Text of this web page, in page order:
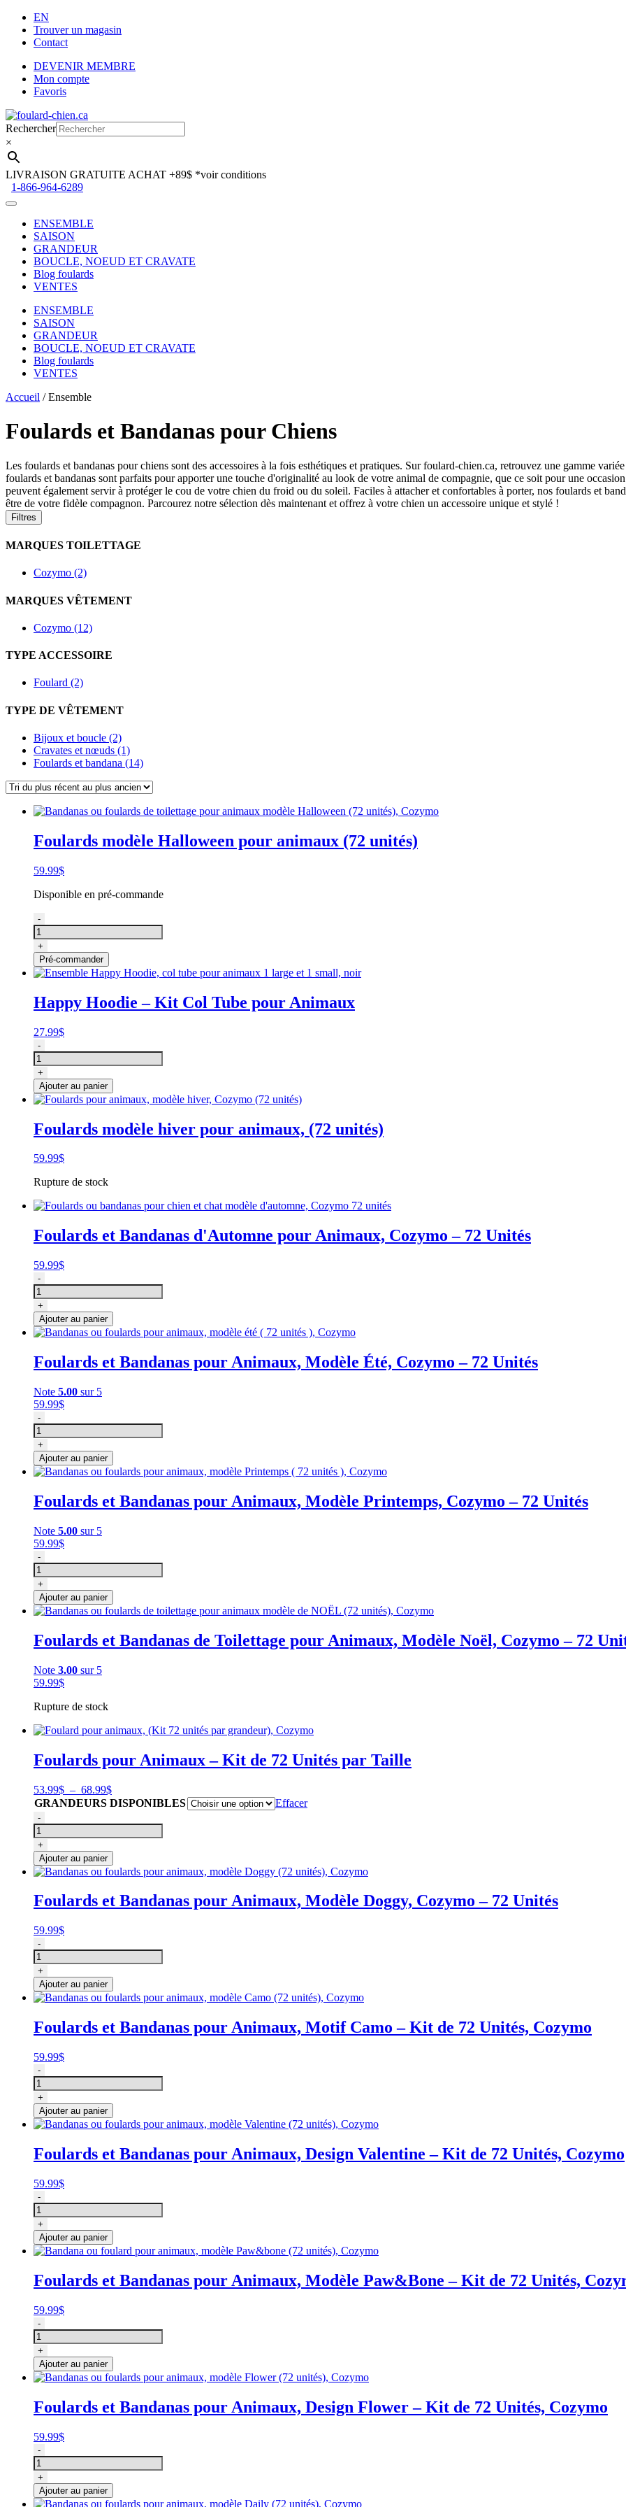
EN
Trouver un magasin
Contact
DEVENIR MEMBRE
Mon compte
Favoris
Aller
à
la
navigation
Aller
au
contenu
Rechercher
×
LIVRAISON GRATUITE ACHAT +89$ *voir conditions
1-866-964-6289
ENSEMBLE
SAISON
GRANDEUR
BOUCLE, NOEUD ET CRAVATE
Blog foulards
VENTES
ENSEMBLE
SAISON
GRANDEUR
BOUCLE, NOEUD ET CRAVATE
Blog foulards
VENTES
Accueil /Ensemble
Foulards et Bandanas pour Chiens
Les foulards et bandanas pour chiens sont des accessoires à la fois esthétiques et pratiques. Sur foulard-chien.ca, retrouvez une gamme
foulards et bandanas sont parfaits pour apporter une touche d'originalité au look de votre animal de compagnie, que ce soit pour une
peuvent également servir à protéger le cou de votre chien du froid ou du soleil. Faciles à attacher et confortables à porter, nos foulards et
être de votre fidèle compagnon. Parcourez notre sélection dès maintenant et offrez à votre chien un accessoire unique et stylé !
Filtres
MARQUES TOILETTAGE
Cozymo (2)
MARQUES VÊTEMENT
Cozymo (12)
TYPE ACCESSOIRE
Foulard (2)
TYPE DE VÊTEMENT
Bijoux et boucle (2)
Cravates et nœuds (1)
Foulards et bandana (14)
Foulards modèle Halloween pour animaux (72 unités)
59.99$
Disponible en pré-commande
quantité
de
Bandanas
ou
foulards
de
pour
modèle
Halloween
(72
unités),
Cozymo
-
+
Pré-commander
Happy Hoodie – Kit Col Tube pour Animaux
27.99$
quantité
de
Ensemble
Happy
Hoodie,
col
pour
1
et
small,
-
+
Ajouter au panier
Foulards modèle hiver pour animaux, (72 unités)
59.99$
Rupture de stock
Foulards et Bandanas d'Automne pour Animaux, Cozymo – 72 Unités
59.99$
quantité
de
Foulards
ou
bandanas
pour
et
modèle
d'automne,
Cozymo
72
unités
-
+
Ajouter au panier
Foulards et Bandanas pour Animaux, Modèle Été, Cozymo – 72 Unités
Note 5.00 sur 5
59.99$
quantité
de
Bandanas
ou
foulards
pour
modèle
(
72
unités
),
Cozymo
-
+
Ajouter au panier
Foulards et Bandanas pour Animaux, Modèle Printemps, Cozymo – 72 Unités
Note 5.00 sur 5
59.99$
quantité
de
Bandanas
ou
foulards
pour
modèle
(
72
),
-
+
Ajouter au panier
Foulards et Bandanas de Toilettage pour Animaux, Modèle Noël, Cozymo – 72
Note 3.00 sur 5
59.99$
Rupture de stock
Foulards pour Animaux – Kit de 72 Unités par Taille
53.99$ – 68.99$Plage
de
53.99$
à
68.99$
GRANDEURS DISPONIBLES
Effacer
quantité
de
Foulard
pour
animaux,
(Kit
unités
grandeur),
Cozymo
-
+
Ajouter au panier
Foulards et Bandanas pour Animaux, Modèle Doggy, Cozymo – 72 Unités
59.99$
quantité
de
Bandanas
ou
foulards
pour
modèle
(72
unités),
Cozymo
-
+
Ajouter au panier
Foulards et Bandanas pour Animaux, Motif Camo – Kit de 72 Unités, Cozymo
59.99$
quantité
de
Bandanas
ou
foulards
pour
modèle
(72
unités),
Cozymo
-
+
Ajouter au panier
Foulards et Bandanas pour Animaux, Design Valentine – Kit de 72 Unités, Cozymo
59.99$
quantité
de
Bandanas
ou
foulards
pour
modèle
(72
unités),
Cozymo
-
+
Ajouter au panier
Foulards et Bandanas pour Animaux, Modèle Paw&Bone – Kit de 72 Unités,
59.99$
quantité
de
Bandana
ou
foulard
pour
modèle
(72
unités),
Cozymo
-
+
Ajouter au panier
Foulards et Bandanas pour Animaux, Design Flower – Kit de 72 Unités, Cozymo
59.99$
quantité
de
Bandanas
ou
foulards
-
+
Ajouter au panier